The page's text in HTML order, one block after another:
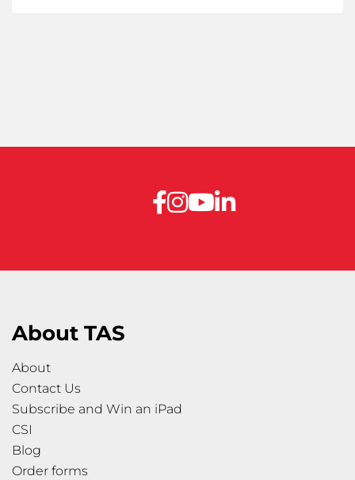
About TAS
About
Contact Us
Subscribe and Win an iPad
CSI
Blog
Order forms